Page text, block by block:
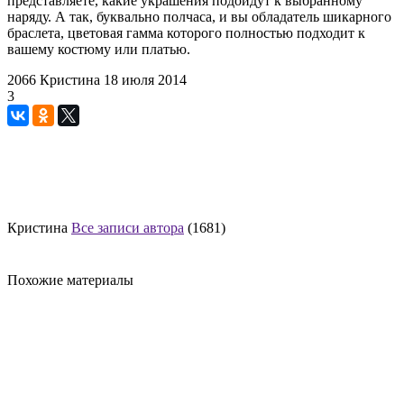
наряду. А так, буквально полчаса, и вы обладатель шикарного
браслета, цветовая гамма которого полностью подходит к
вашему костюму или платью.
2066 Кристина 18 июля 2014
3
Кристина Все записи автора (1681)
Похожие материалы